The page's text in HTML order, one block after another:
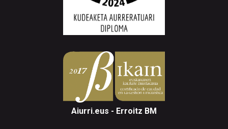
Aiurri.eus - Erroitz BM